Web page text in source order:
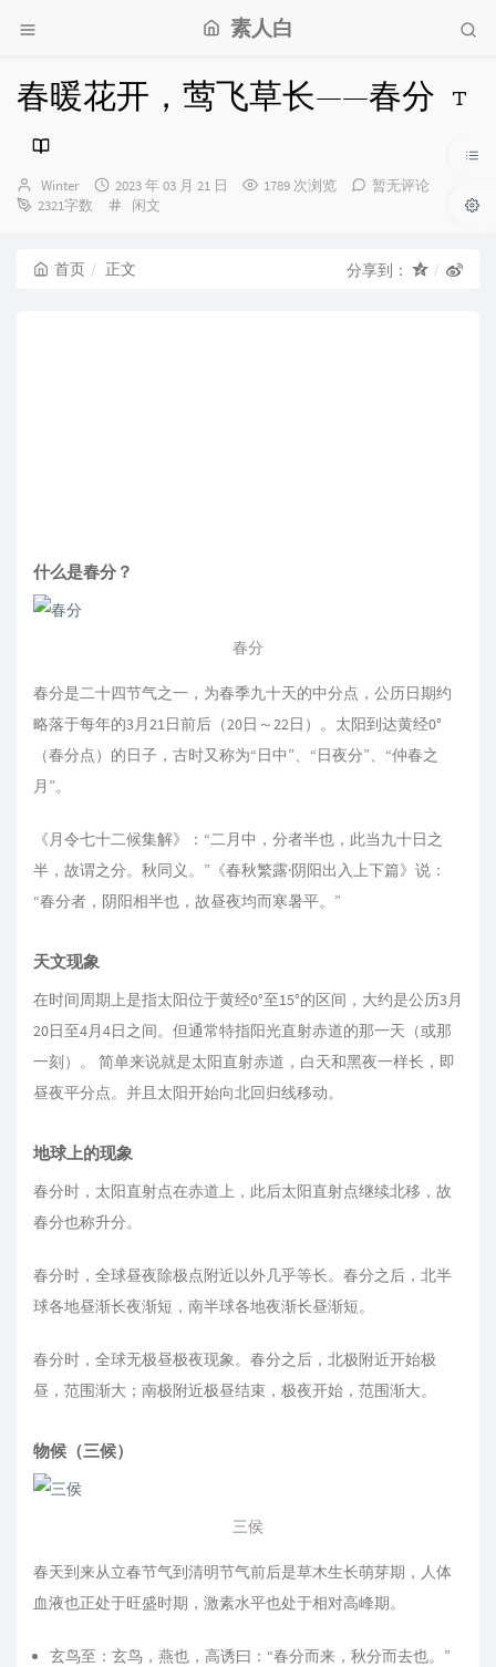
素人白
春暖花开，莺飞草长——春分
博
主：
Winter
发
布
2023 年 03 月 21 日 1789 次浏览
暂无评论
2321字数
分
闲文
首页 正文 分享到：
什么是春分？
春分
春分是二十四节气之一，为春季九十天的中分点，公历日期约
略落于每年的3月21日前后（20日～22日）。太阳到达黄经0°
（春分点）的日子，古时又称为“日中”、“日夜分”、“仲春之
月”。
《月令七十二候集解》：“二月中，分者半也，此当九十日之
半，故谓之分。秋同义。”《春秋繁露·阴阳出入上下篇》说：
“春分者，阴阳相半也，故昼夜均而寒暑平。”
天文现象
在时间周期上是指太阳位于黄经0°至15°的区间，大约是公历3月
20日至4月4日之间。但通常特指阳光直射赤道的那一天（或那
一刻）。 简单来说就是太阳直射赤道，白天和黑夜一样长，即
昼夜平分点。并且太阳开始向北回归线移动。
地球上的现象
春分时，太阳直射点在赤道上，此后太阳直射点继续北移，故
春分也称升分。
春分时，全球昼夜除极点附近以外几乎等长。春分之后，北半
球各地昼渐长夜渐短，南半球各地夜渐长昼渐短。
春分时，全球无极昼极夜现象。春分之后，北极附近开始极
昼，范围渐大；南极附近极昼结束，极夜开始，范围渐大。
物候（三候）
三侯
春天到来从立春节气到清明节气前后是草木生长萌芽期，人体
血液也正处于旺盛时期，激素水平也处于相对高峰期。
玄鸟至：玄鸟，燕也，高诱曰：“春分而来，秋分而去也。”